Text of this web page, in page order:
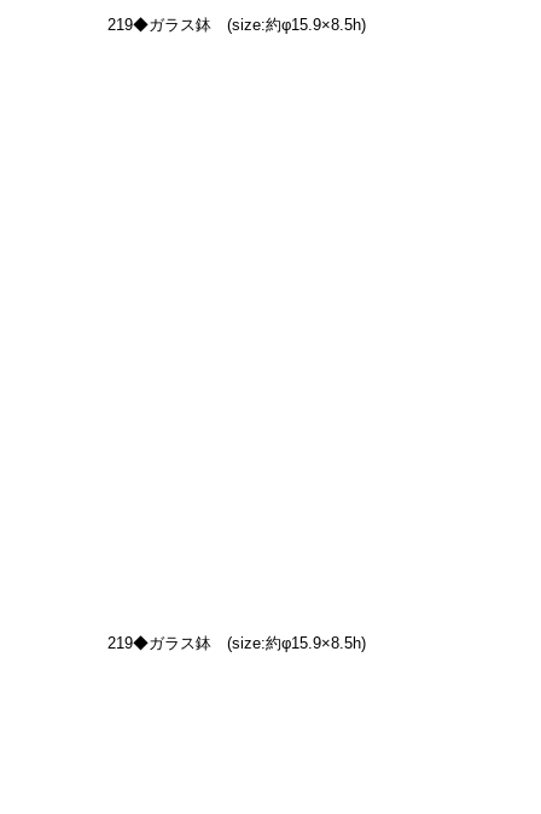
219◆ガラス鉢　(size:約φ15.9×8.5h)
219◆ガラス鉢　(size:約φ15.9×8.5h)